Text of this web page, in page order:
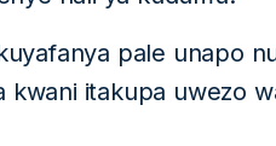
pale unapo
kwani itakupa uwezo